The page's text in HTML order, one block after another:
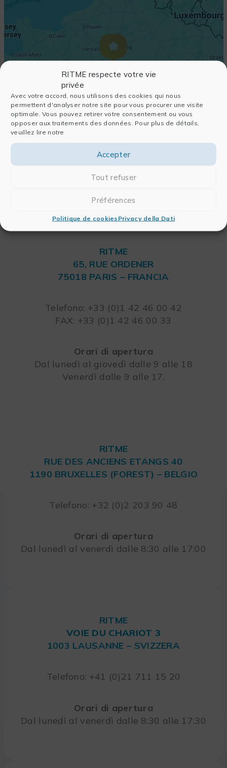
RITME respecte votre vie
privée
Avec votre accord, nous utilisons des cookies qui nous
permettent d'analyser notre site pour vous procurer une visite
optimale. Vous pouvez retirer votre consentement ou vous
opposer aux traitements des données. Pour plus de détails,
veuillez lire notre
Accepter
Tout refuser
Préférences
Politique de cookies Privacy della Dati
RITME
65, RUE ORDENER
75018 PARIS – FRANCIA
Telefono: +33 (0)1 42 46 00 42
FAX: +33 (0)1 42 46 00 33
Orari di apertura
Dal lunedì al giovedì dalle 9 alle 18
Venerdì dalle 9 alle 17.
RITME
RUE DES ANCIENS ETANGS 40
1190 BRUXELLES (FOREST) – BELGIO
Telefono: +32 (0)2 203 90 48
Orari di apertura
Dal lunedì al venerdì dalle 8:30 alle 17:00
RITME
VOIE DU CHARIOT 3
1003 LAUSANNE – SVIZZERA
Telefono: +41 (0)21 711 15 20
Orari di apertura
Dal lunedì al venerdì dalle 8:30 alle 17:30